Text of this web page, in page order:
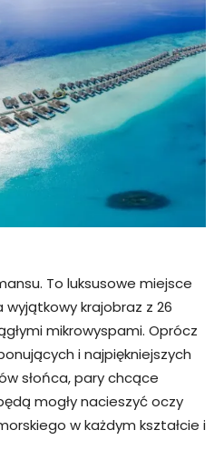
To luksusowe miejsce
krajobraz z 26
mikrowyspami. Oprócz
i najpiękniejszych
słońca, pary chcące
mogły nacieszyć oczy
w każdym kształcie i